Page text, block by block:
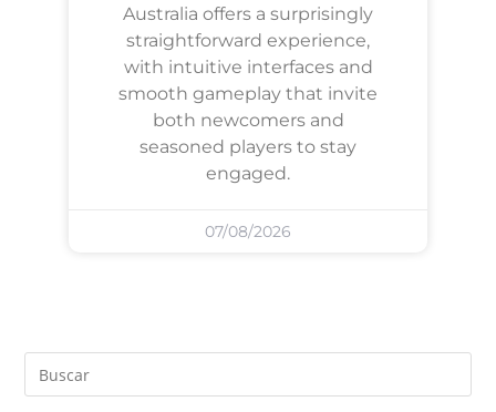
Australia offers a surprisingly
straightforward experience,
with intuitive interfaces and
smooth gameplay that invite
both newcomers and
seasoned players to stay
engaged.
07/08/2026